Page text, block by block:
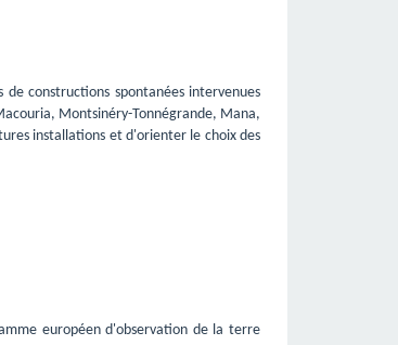
constructions spontanées intervenues
Montsinéry-Tonnégrande, Mana,
installations et d'orienter le choix des
européen d'observation de la terre